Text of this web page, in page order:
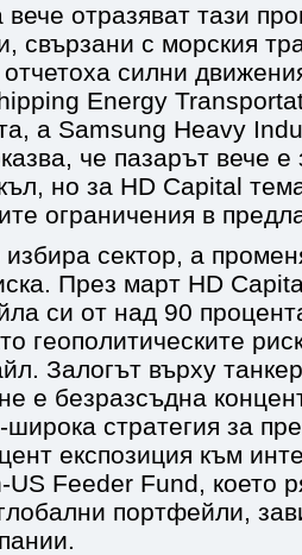
вече отразяват тази
свързани с морския
силни
Energy
а Samsung Heavy
че пазарът вече е
но за HD Capital
ограничения в
сектор, а
През март HD
си от над 90
геополитическите
Залогът върху
е безразсъдна
стратегия за
експозиция към
Feeder Fund, което
портфейли,